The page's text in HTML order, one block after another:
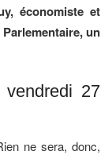
économiste et
un
27
ne sera, donc,